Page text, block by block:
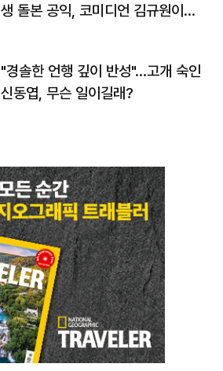
생 돌본 공익, 코미디언 김규원이었
"경솔한 언행 깊이 반성"…고개 숙인
신동엽, 무슨 일이길래?